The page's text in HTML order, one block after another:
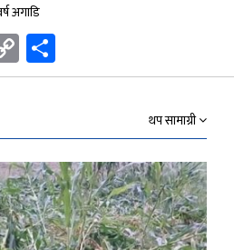
अगाडि
Copy
Link
थप सामाग्री